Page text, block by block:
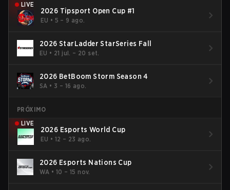
LIVE
2026 Tipsport Open Cup #1
EU • 5 – 9 ago.
2026 StarLadder StarSeries Fall
EU • 21 jul. – 20 set.
2026 BetBoom Storm Season 4
SA • 3 – 16 ago.
PRÓXIMO
LIVE
2026 Esports World Cup
EU • 12 – 23 ago.
2026 Esports Nations Cup
WA •10 – 15 nov.